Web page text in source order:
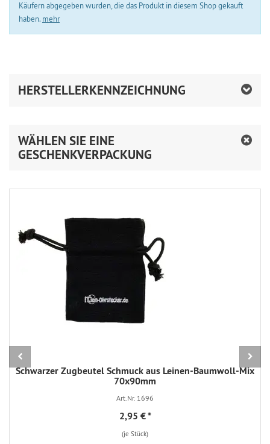
Käufern abgegeben wurden, die das Produkt in diesem Shop gekauft
haben. mehr
HERSTELLERKENNZEICHNUNG
WÄHLEN SIE EINE
GESCHENKVERPACKUNG
Schwarzer Zugbeutel Schmuck aus Leinen-Baumwoll-Mix
70x90mm
Art.Nr. 1696
2,95 €*
(je Stück)